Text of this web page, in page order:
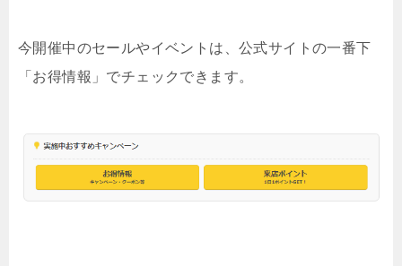
今開催中のセールやイベントは、公式サイトの一番下
「お得情報」でチェックできます。